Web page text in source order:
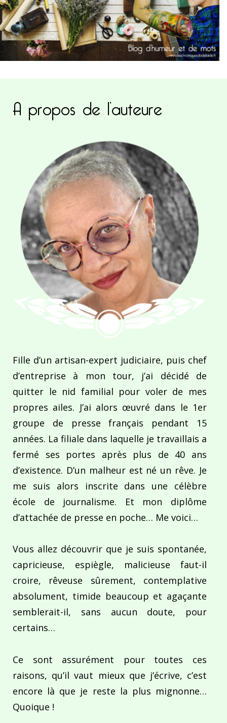
A propos de l’auteure
Fille d’un artisan-expert judiciaire, puis chef
d’entreprise à mon tour, j’ai décidé de
quitter le nid familial pour voler de mes
propres ailes. J’ai alors œuvré dans le 1er
groupe de presse français pendant 15
années. La filiale dans laquelle je travaillais a
fermé ses portes après plus de 40 ans
d’existence. D’un malheur est né un rêve. Je
me suis alors inscrite dans une célèbre
école de journalisme. Et mon diplôme
d’attachée de presse en poche… Me voici…
Vous allez découvrir que je suis spontanée,
capricieuse, espiègle, malicieuse faut-il
croire, rêveuse sûrement, contemplative
absolument, timide beaucoup et agaçante
semblerait-il, sans aucun doute, pour
certains…
Ce sont assurément pour toutes ces
raisons, qu’il vaut mieux que j’écrive, c’est
encore là que je reste la plus mignonne…
Quoique !